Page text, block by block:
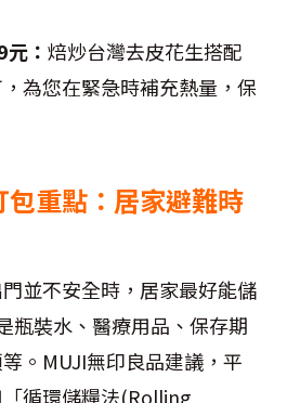
： 焙炒台灣去皮花生搭配
為您在緊急時補充熱量，保
重點：居家避難時
並不安全時，居家最好能儲
瓶裝水、醫療用品、保存期
。MUJI無印良品建議，平
循環儲糧法(Rolling